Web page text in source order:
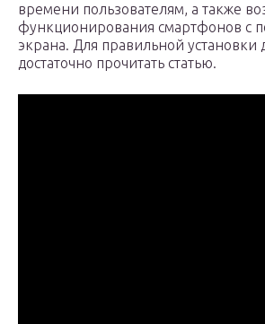
времени пользователям, а также
функционирования смартфонов с
экрана. Для правильной
достаточно прочитать статью.